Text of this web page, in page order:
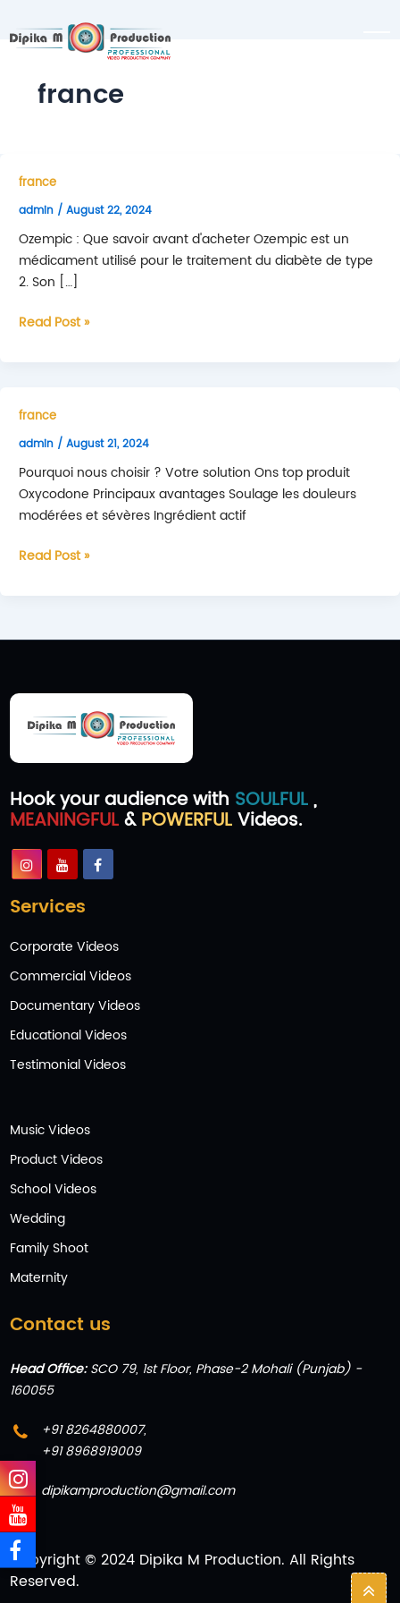
france
france
admin / August 22, 2024
Ozempic : Que savoir avant d'acheter Ozempic est un
médicament utilisé pour le traitement du diabète de type
2. Son […]
Où
France
Read Post »
france
admin / August 21, 2024
Pourquoi nous choisir ? Votre solution Ons top produit
Oxycodone Principaux avantages Soulage les douleurs
modérées et sévères Ingrédient actif
Achat
Guide
Read Post »
Hook your audience with SOULFUL,
MEANINGFUL&POWERFULVideos.
Services
Corporate Videos
Commercial Videos
Documentary Videos
Educational Videos
Testimonial Videos
Music Videos
Product Videos
School Videos
Wedding
Family Shoot
Maternity
Contact us
Head Office:SCO 79, 1st Floor, Phase-2 Mohali (Punjab) -
160055
+91 8264880007,
+91 8968919009
dipikamproduction@gmail.com
Copyright © 2024 Dipika M Production. All Rights
Reserved.